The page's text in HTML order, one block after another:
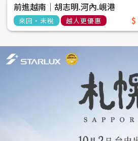
前進越南│胡志明.河內.峴港
來回‧未稅 越人更優惠